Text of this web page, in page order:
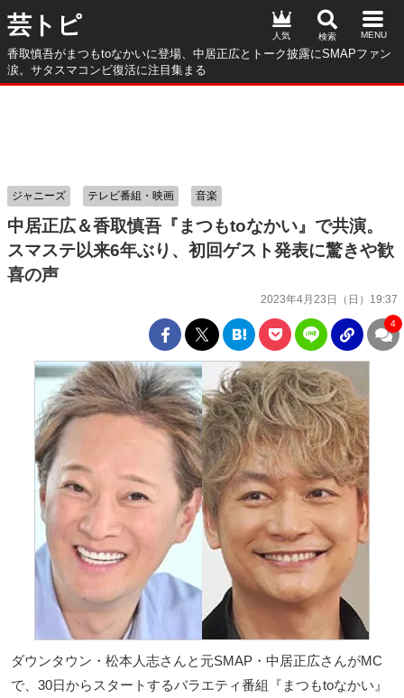
芸トピ
香取慎吾がまつもtoなかいに登場、中居正広とトーク披露にSMAPファン
涙。サタスマコンビ復活に注目集まる
人気
中居正広＆香取慎吾『まつもtoなかい』で共演。
スマステ以来6年ぶり、初回ゲスト発表に驚きや歓
喜の声
2023年4月23日（日）19:37
ジャニーズ テレビ番組・映画 音楽
4
ダウンタウン・松本人志さんと元SMAP・中居正広さんがMC
で、30日からスタートするバラエティ番組『まつもtoなかい』